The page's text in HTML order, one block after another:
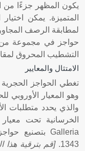
يكون المظهر جزءًا من
المتميزة. يمكن
حواجز في مجموعة من
التشطيب المحروق
الامتثال والمعايير
وهو المعيار الأوروبي
والذي يحدد متطلبات
1343.
[قم بترقية هذا